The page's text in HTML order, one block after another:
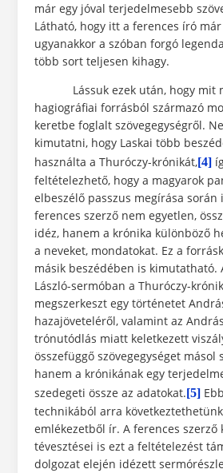
már egy jóval terjedelmesebb
Látható, hogy itt a ferences író
ugyanakkor a szóban forgó
több sort teljesen kihagy.
Lássuk ezek után, hogy mit
hagiográfiai forrásból származó
keretbe foglalt szövegegységről.
kimutatni, hogy Laskai több
használta a Thuróczy-krónikát,[4]
feltételezhető, hogy a magyarok
elbeszélő passzus megírása
ferences szerző nem egyetlen,
idéz, hanem a krónika különböző
a neveket, mondatokat. Ez a
másik beszédében is kimutatható.
László-sermóban a Thuróczy-
megszerkeszt egy történetet
hazajöveteléről, valamint az
trónutódlás miatt keletkezett
összefüggő szövegegységet másol
hanem a krónikának egy
szedegeti össze az adatokat.[5]
technikából arra
emlékezetből ír. A ferences
tévesztései is ezt a feltételezést
dolgozat elején idézett